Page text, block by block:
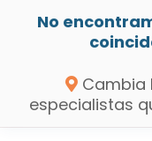
No
Cambia
especialistas